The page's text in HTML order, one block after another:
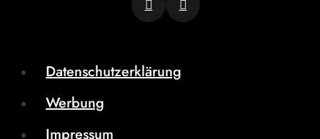
Datenschutzerklärung
Werbung
Impressum